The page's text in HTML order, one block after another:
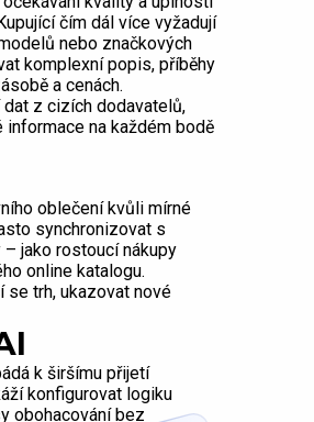
čím dál více vyžadují
nebo značkových
komplexní popis, příběhy
a cenách.
z cizích dodavatelů,
informace na každém bodě
oblečení kvůli mírné
synchronizovat s
jako rostoucí nákupy
online katalogu.
se trh, ukazovat nové
k širšímu přijetí
konfigurovat logiku
obohacování bez